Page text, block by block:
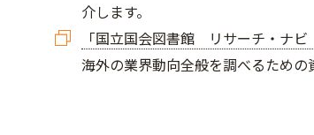
介します。
「国立国会図書館 リサーチ・ナ
海外の業界動向全般を調べるための